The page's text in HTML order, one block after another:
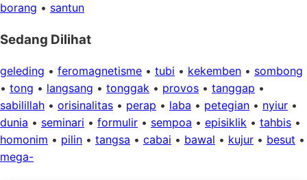
borang • santun
Sedang Dilihat
geleding • feromagnetisme • tubi • kekemben • sombong
• tong • langsang • tonggak • provos • tanggap •
sabilillah • orisinalitas • perap • laba • petegian • nyiur •
dunia • seminari • formulir • sempoa • episiklik • tahbis •
homonim • pilin • tangsa • cabai • bawal • kujur • besut •
mega-